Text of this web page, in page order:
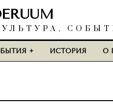
ИСТОРИЯ О